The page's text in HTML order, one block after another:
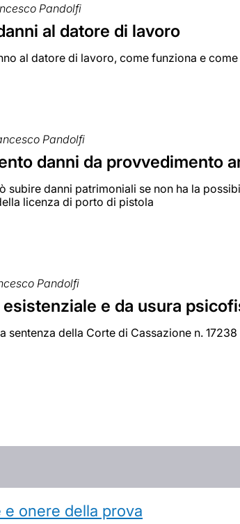
Pandolfi
al datore di lavoro
al datore di lavoro, come funziona e
Pandolfi
danni da provvedimento
subire danni patrimoniali se non ha la
licenza di porto di pistola
Pandolfi
esistenziale e da usura
sentenza della Corte di Cassazione n.
onere della prova